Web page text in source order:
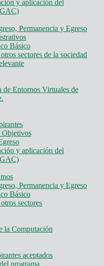
y aplicación del
Permanencia y Egreso
Básico
sectores de la sociedad
Entornos Virtuales de
y aplicación del
Permanencia y Egreso
Básico
sectores
la Computación
aceptados
programa